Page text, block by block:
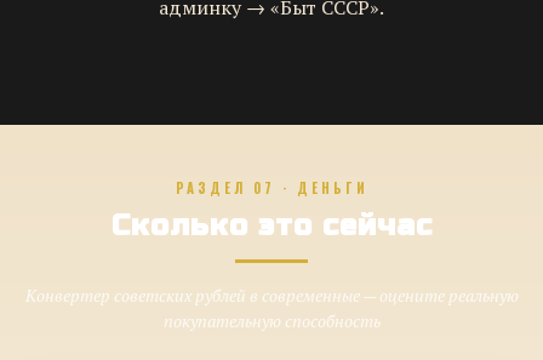
админку → «Быт СССР».
РАЗДЕЛ 07 · ДЕНЬГИ
Сколько это сейчас
Конвертер советских рублей в современные — оцените реальную
покупательную способность